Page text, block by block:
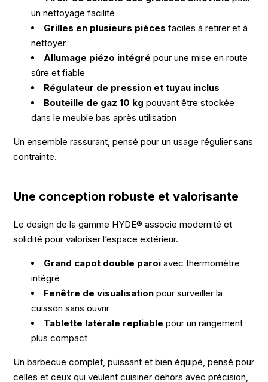
un nettoyage facilité
Grilles en plusieurs pièces faciles à retirer et à
nettoyer
Allumage piézo intégré pour une mise en route
sûre et fiable
Régulateur de pression et tuyau inclus
Bouteille de gaz 10 kg pouvant être stockée
dans le meuble bas après utilisation
Un ensemble rassurant, pensé pour un usage régulier sans
contrainte.
Une conception robuste et valorisante
Le design de la gamme HYDE® associe modernité et
solidité pour valoriser l’espace extérieur.
Grand capot double paroi avec thermomètre
intégré
Fenêtre de visualisation pour surveiller la
cuisson sans ouvrir
Tablette latérale repliable pour un rangement
plus compact
Un barbecue complet, puissant et bien équipé, pensé pour
celles et ceux qui veulent cuisiner dehors avec précision,